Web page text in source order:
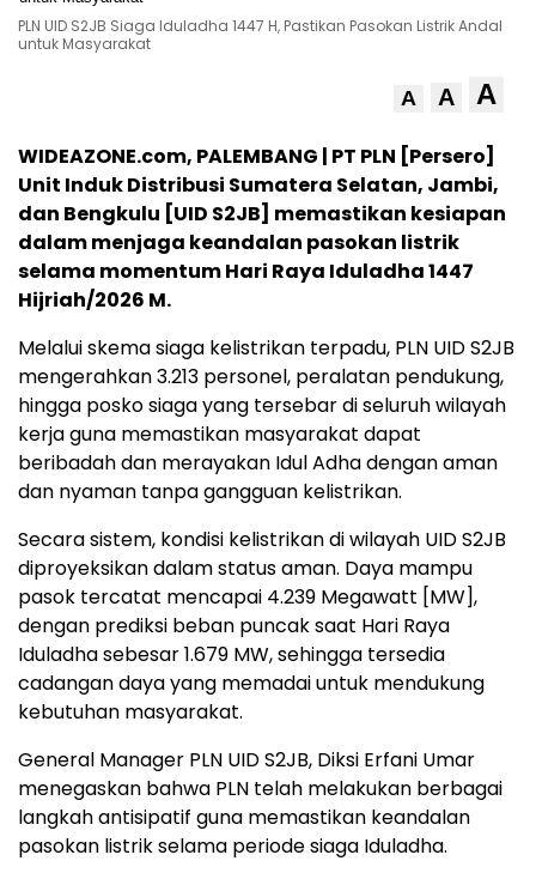
PLN UID S2JB Siaga Iduladha 1447 H, Pastikan Pasokan Listrik Andal
untuk Masyarakat
A A A
WIDEAZONE.com, PALEMBANG | PT PLN [Persero]
Unit Induk Distribusi Sumatera Selatan, Jambi,
dan Bengkulu [UID S2JB] memastikan kesiapan
dalam menjaga keandalan pasokan listrik
selama momentum Hari Raya Iduladha 1447
Hijriah/2026 M.
Melalui skema siaga kelistrikan terpadu, PLN UID S2JB
mengerahkan 3.213 personel, peralatan pendukung,
hingga posko siaga yang tersebar di seluruh wilayah
kerja guna memastikan masyarakat dapat
beribadah dan merayakan Idul Adha dengan aman
dan nyaman tanpa gangguan kelistrikan.
Secara sistem, kondisi kelistrikan di wilayah UID S2JB
diproyeksikan dalam status aman. Daya mampu
pasok tercatat mencapai 4.239 Megawatt [MW],
dengan prediksi beban puncak saat Hari Raya
Iduladha sebesar 1.679 MW, sehingga tersedia
cadangan daya yang memadai untuk mendukung
kebutuhan masyarakat.
General Manager PLN UID S2JB, Diksi Erfani Umar
menegaskan bahwa PLN telah melakukan berbagai
langkah antisipatif guna memastikan keandalan
pasokan listrik selama periode siaga Iduladha.